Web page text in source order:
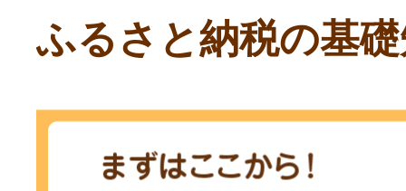
ふるさと納税の基